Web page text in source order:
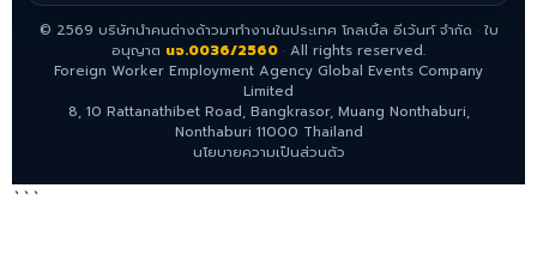
© 2569 บริษัทนำคนต่างด้าวมาทำงานในประเทศ โกลเบิ้ล อีเว้นท์ จำกัด ·ใบ
อนุญาต นจ.0036/2560 · All rights reserved.
Foreign Worker Employment Agency Global Events Company
Limited
8, 10 Rattanathibet Road, Bangkrasor, Muang Nonthaburi,
Nonthaburi 11000 Thailand
นโยบายความเป็นส่วนตัว
```